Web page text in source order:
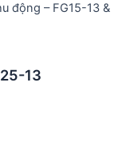
động – FG15-13 &
13